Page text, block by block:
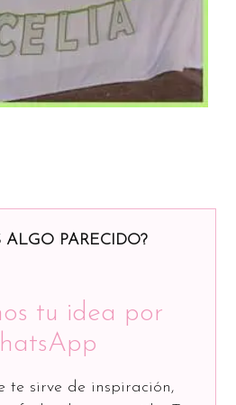
ALGO PARECIDO?
tu idea por
te sirve de inspiración,